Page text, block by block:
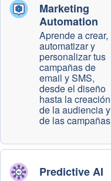
Marketing
Automation
Aprende a crear,
automatizar y
personalizar tus
campañas de
email y SMS,
desde el diseño
hasta la creación
de la audiencia y
de las campañas
Predictive AI